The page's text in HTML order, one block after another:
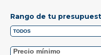
Rango de tu